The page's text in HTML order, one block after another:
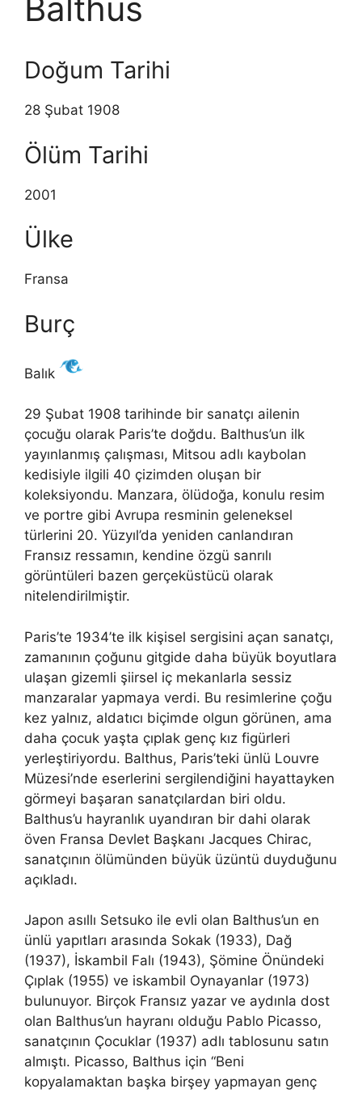
Balthus
Doğum Tarihi
28 Şubat 1908
Ölüm Tarihi
2001
Ülke
Fransa
Burç
Balık
29 Şubat 1908 tarihinde bir sanatçı ailenin
çocuğu olarak Paris’te doğdu. Balthus’un ilk
yayınlanmış çalışması, Mitsou adlı kaybolan
kedisiyle ilgili 40 çizimden oluşan bir
koleksiyondu. Manzara, ölüdoğa, konulu resim
ve portre gibi Avrupa resminin geleneksel
türlerini 20. Yüzyıl’da yeniden canlandıran
Fransız ressamın, kendine özgü sanrılı
görüntüleri bazen gerçeküstücü olarak
nitelendirilmiştir.
Paris’te 1934’te ilk kişisel sergisini açan sanatçı,
zamanının çoğunu gitgide daha büyük boyutlara
ulaşan gizemli şiirsel iç mekanlarla sessiz
manzaralar yapmaya verdi. Bu resimlerine çoğu
kez yalnız, aldatıcı biçimde olgun görünen, ama
daha çocuk yaşta çıplak genç kız figürleri
yerleştiriyordu. Balthus, Paris’teki ünlü Louvre
Müzesi’nde eserlerini sergilendiğini hayattayken
görmeyi başaran sanatçılardan biri oldu.
Balthus’u hayranlık uyandıran bir dahi olarak
öven Fransa Devlet Başkanı Jacques Chirac,
sanatçının ölümünden büyük üzüntü duyduğunu
açıkladı.
Japon asıllı Setsuko ile evli olan Balthus’un en
ünlü yapıtları arasında Sokak (1933), Dağ
(1937), İskambil Falı (1943), Şömine Önündeki
Çıplak (1955) ve iskambil Oynayanlar (1973)
bulunuyor. Birçok Fransız yazar ve aydınla dost
olan Balthus’un hayranı olduğu Pablo Picasso,
sanatçının Çocuklar (1937) adlı tablosunu satın
almıştı. Picasso, Balthus için “Beni
kopyalamaktan başka birşey yapmayan genç